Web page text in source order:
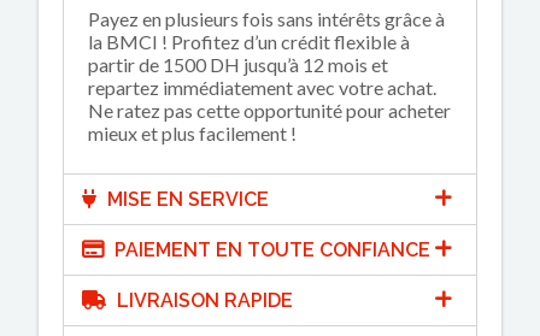
Payez en plusieurs fois sans intérêts grâce à
la BMCI ! Profitez d’un crédit flexible à
partir de 1500 DH jusqu’à 12 mois et
repartez immédiatement avec votre achat.
Ne ratez pas cette opportunité pour acheter
mieux et plus facilement !
MISE EN SERVICE
PAIEMENT EN TOUTE CONFIANCE
LIVRAISON RAPIDE